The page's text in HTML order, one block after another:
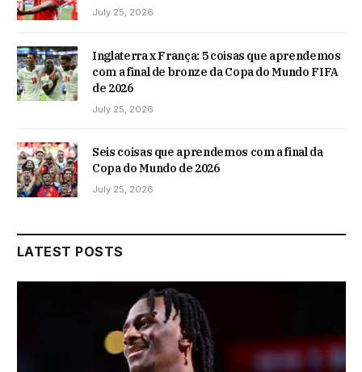
July 25, 2026
Inglaterra x França: 5 coisas que aprendemos
com a final de bronze da Copa do Mundo FIFA
de 2026
July 25, 2026
Seis coisas que aprendemos com a final da
Copa do Mundo de 2026
July 25, 2026
LATEST POSTS